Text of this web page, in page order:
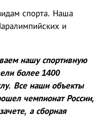
спорта. Наша
и
нашу спортивную
более 1400
Все наши объекты
чемпионат России,
а сборная